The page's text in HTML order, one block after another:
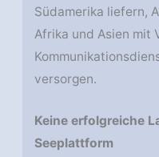
Südamerika liefern,
Afrika und Asien mit
versorgen.
Keine erfolgreiche
Seeplattform